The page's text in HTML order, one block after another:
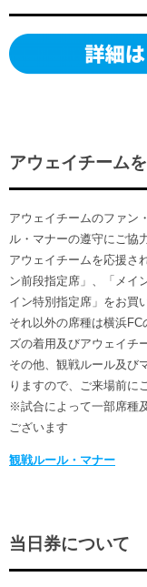
アウェイチーム
アウェイチームのファン
ル・マナーの遵守にご協
アウェイチームを応援さ
ン前段指定席」、「メイ
イン特別指定席」をお買
それ以外の席種は横浜
ズの着用及びアウェイチ
その他、観戦ルール及び
りますので、ご来場前に
※試合によって一部席種
ございます
観戦ルール・マナー
当日券について